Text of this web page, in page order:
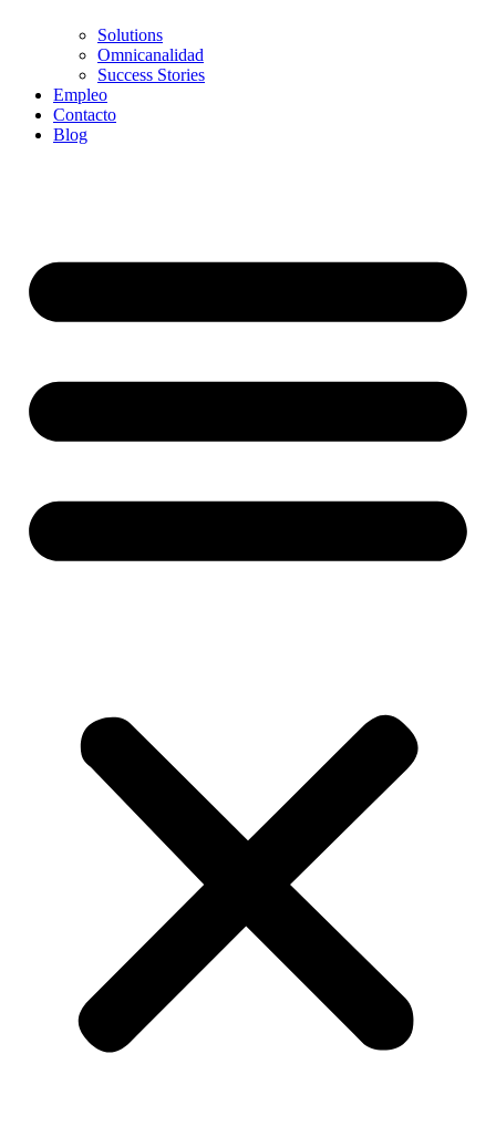
Solutions
Omnicanalidad
Success Stories
Empleo
Contacto
Blog